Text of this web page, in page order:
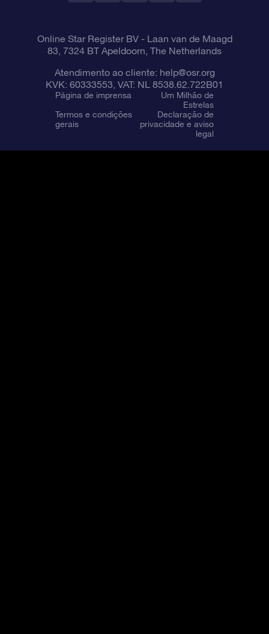
Online Star Register BV- Laan van de Maagd
83, 7324 BT Apeldoorn, The Netherlands
Atendimento ao cliente: help@osr.org
KVK: 60333553, VAT: NL 8538.62.722B01
Página de imprensa
Um Milhão de
Estrelas
Termos e condições
gerais
Declaração de
privacidade e aviso
legal